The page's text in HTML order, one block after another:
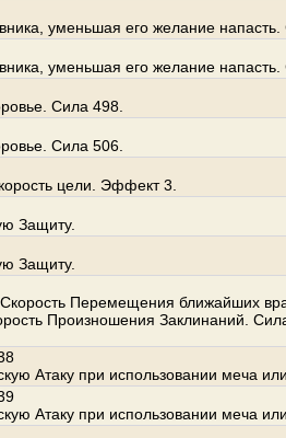
уменьшая его желание
уменьшая его желание
Сила 498.
Сила 506.
цели. Эффект 3.
Защиту.
Защиту.
Перемещения ближайших
Произношения Заклинаний.
Атаку при использовании меча
Атаку при использовании меча